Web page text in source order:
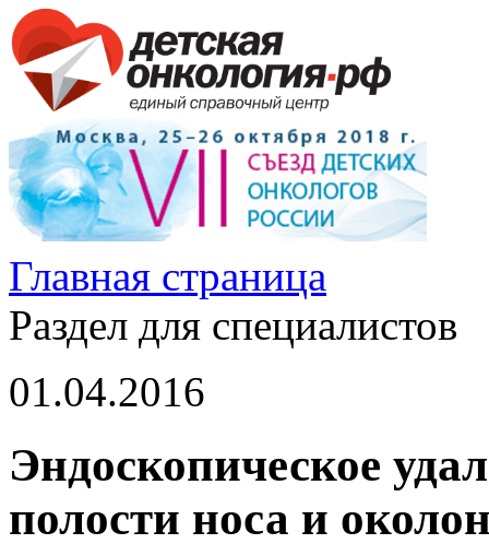
Главная страница
Раздел для специалистов
01.04.2016
Эндоскопическое
полости носа и